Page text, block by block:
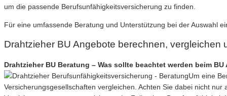
um die passende Berufsunfähigkeitsversicherung zu finden.
Für eine umfassende Beratung und Unterstützung bei der Auswahl
Drahtzieher BU Angebote berechnen, vergleichen
Drahtzieher BU Beratung – Was sollte beachtet werden beim
Um eine
Versicherungsgesellschaften vergleichen. Achten Sie dabei nicht